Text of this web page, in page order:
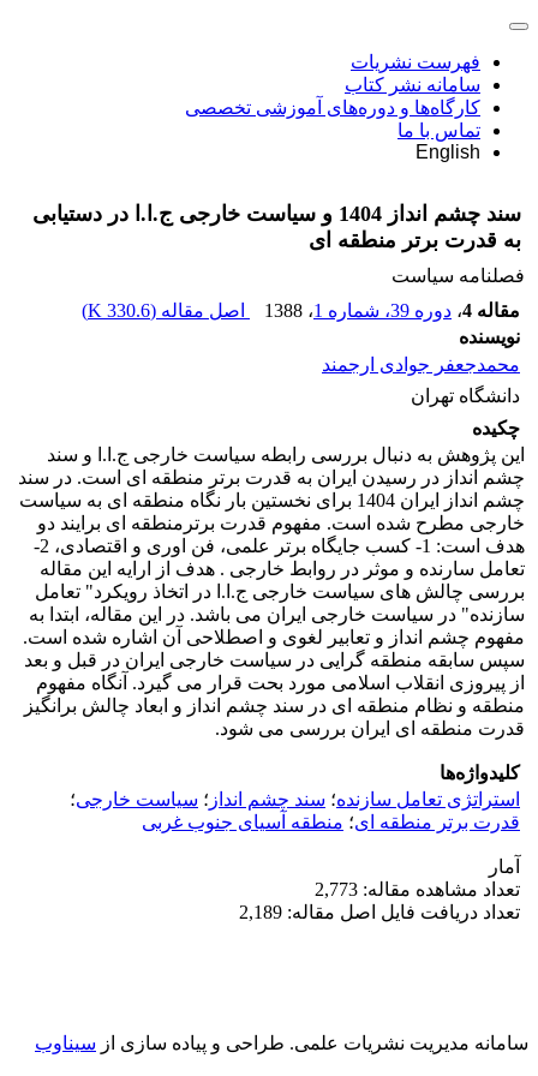
فهرست نشریات
سامانه نشر کتاب
کارگاه‌ها و دوره‌های آموزشی تخصصی
تماس با ما
English
سند چشم انداز 1404 و سیاست خارجی ج.ا.ا در دستیابی
به قدرت برتر منطقه ای
فصلنامه سیاست
مقاله 4
، دوره 39، شماره 1 ، 1388 اصل مقاله (330.6 K
)
نویسنده
محمدجعفر جوادی ارجمند
دانشگاه تهران
چکیده
این پژوهش به دنبال بررسی رابطه سیاست خارجی ج.ا.ا و سند
چشم انداز در رسیدن ایران به قدرت برتر منطقه ای است. در سند
چشم انداز ایران 1404 برای نخستین بار نگاه منطقه ای به سیاست
خارجی مطرح شده است. مفهوم قدرت برترمنطقه ای برایند دو
هدف است: 1- کسب جایگاه برتر علمی، فن اوری و اقتصادی، 2-
تعامل سارنده و موثر در روابط خارجی . هدف از ارایه این مقاله
بررسی چالش های سیاست خارجی ج.ا.ا در اتخاذ رویکرد" تعامل
سازنده" در سیاست خارجی ایران می باشد. در این مقاله، ابتدا به
مفهوم چشم انداز و تعابیر لغوی و اصطلاحی آن اشاره شده است.
سپس سابقه منطقه گرایی در سیاست خارجی ایران در قبل و بعد
از پیروزی انقلاب اسلامی مورد بحت قرار می گیرد. آنگاه مفهوم
منطقه و نظام منطقه ای در سند چشم انداز و ابعاد چالش برانگیز
قدرت منطقه ای ایران بررسی می شود.
کلیدواژه‌ها
استراتژی تعامل سازنده؛ سند چشم انداز ؛ سیاست خارجی؛
قدرت برتر منطقه ای؛ منطقه آسیای جنوب غربی
آمار
تعداد مشاهده مقاله: 2,773
تعداد دریافت فایل اصل مقاله: 2,189
سامانه مدیریت نشریات علمی. طراحی و پیاده سازی از سیناوب